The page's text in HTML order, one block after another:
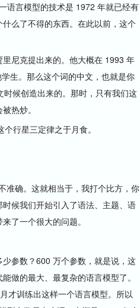
言模型的技术是 1972 年就已经有
么了不得的东西。在此以前，这个
尼克提出来的。他大概在 1993 年
生。那么这个词的中文，也就是你
候创造出来的。那时，只有我们这
热炒。
行星三定律之于月食。
确。这就相当于，我打个比方，你
候我们开始引入了语法、主题、语
了一个很大的问题。
参数？600 万个参数，就是说，这
做的最大、最复杂的语言模型了。
才训练出这样一个语言模型。所以